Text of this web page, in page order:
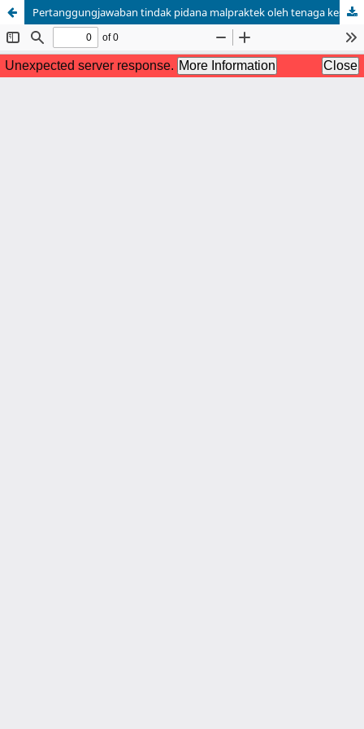
Pertanggungjawaban tindak pidana malpraktek oleh tenaga kesehatan terhadap pasien study kajian undang-undang nomor 17 tahun 2023 tentang kesehatan